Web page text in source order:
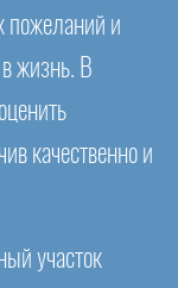
пожеланий и
жизнь. В
качественно и
участок